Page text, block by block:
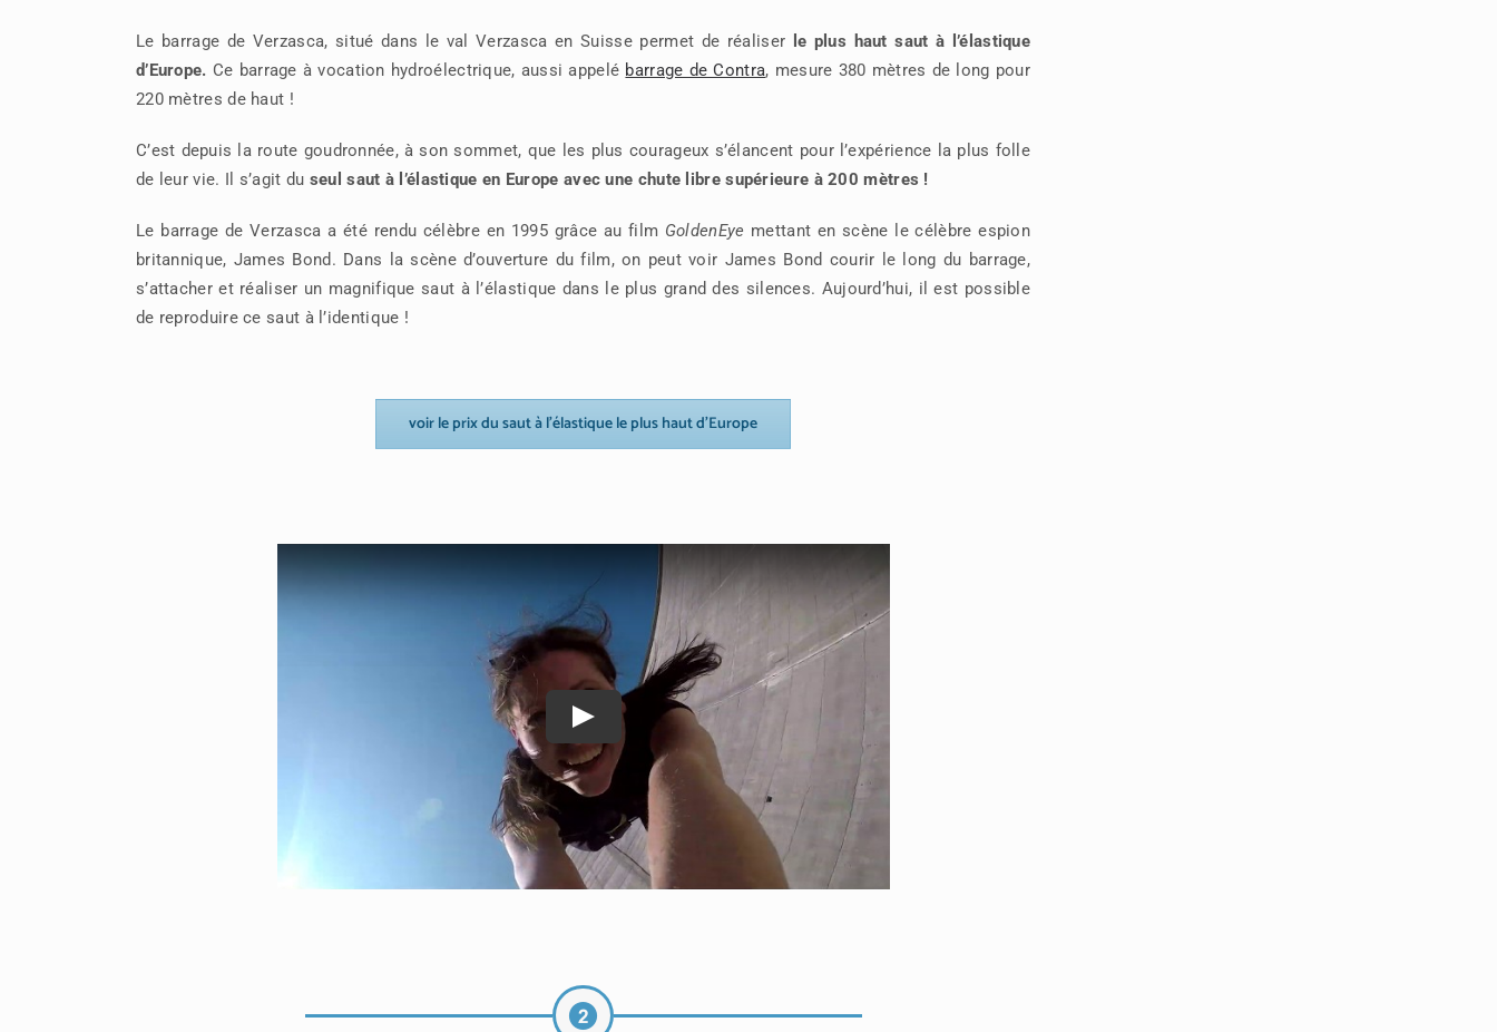
Le barrage de Verzasca, situé dans le val Verzasca en Suisse permet de réaliser
le plus haut saut à l’élastique
d’Europe. Ce barrage à vocation hydroélectrique, aussi appelé barrage de Contra, mesure 380 mètres de long pour
220 mètres de haut !
C’est depuis la route goudronnée, à son sommet, que les plus courageux s’élancent pour l’expérience la plus folle
de leur vie. Il s’agit du seul saut à l’élastique en Europe avec une chute libre supérieure à 200 mètres !
Le barrage de Verzasca a été rendu célèbre en 1995 grâce au film GoldenEye mettant en scène le célèbre espion
britannique, James Bond. Dans la scène d’ouverture du film, on peut voir James Bond courir le long du barrage,
s’attacher et réaliser un magnifique saut à l’élastique dans le plus grand des silences. Aujourd’hui, il est possible
de reproduire ce saut à l’identique !
voir le prix du saut à l’élastique le plus haut d’Europe